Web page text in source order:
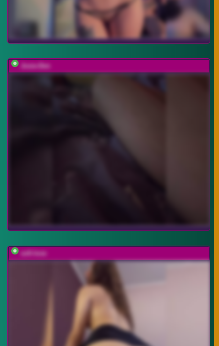
Josie-Den
sofi-love